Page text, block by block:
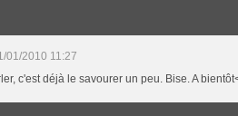
01/2010 11:27
c'est déjà le savourer un peu. Bise. A